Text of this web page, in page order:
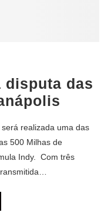
das
realizada uma das
500 Milhas de
Indy. Com três